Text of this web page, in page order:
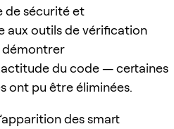
de sécurité et
aux outils de vérification
du code — certaines
ont pu être éliminées.
des smart